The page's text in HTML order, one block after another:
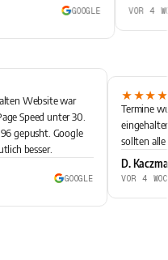
GOOGLE VOR 4
alten Website war
Speed unter 30.
96 gepusht. Google
besser.
GOOGLE
sollten
D.
VOR 4